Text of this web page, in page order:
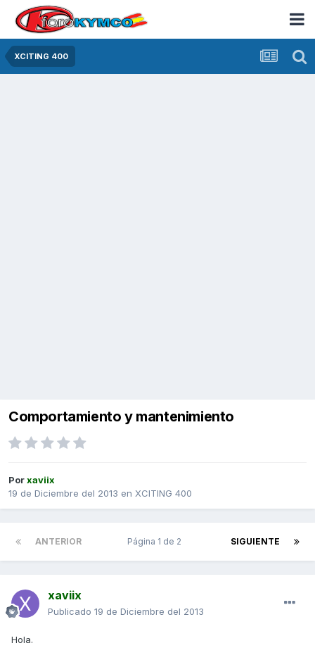
XCITING 400
Comportamiento y mantenimiento
Porxaviix
19 de Diciembre del 2013 en XCITING 400
ANTERIOR SIGUIENTE
Página 1 de 2
xaviix
Publicado 19 de Diciembre del 2013
Hola.